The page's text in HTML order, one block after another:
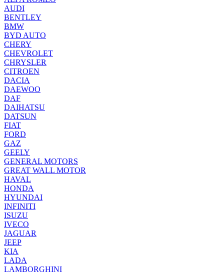
AUDI
BENTLEY
BMW
BYD AUTO
CHERY
CHEVROLET
CHRYSLER
CITROEN
DACIA
DAEWOO
DAF
DAIHATSU
DATSUN
FIAT
FORD
GAZ
GEELY
GENERAL MOTORS
GREAT WALL MOTOR
HAVAL
HONDA
HYUNDAI
INFINITI
ISUZU
IVECO
JAGUAR
JEEP
KIA
LADA
LAMBORGHINI